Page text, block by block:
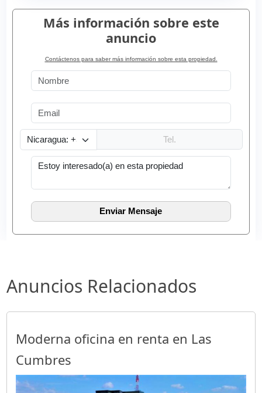
Más información sobre este
anuncio
Contáctenos para saber más información sobre esta propiedad.
Anuncios Relacionados
Moderna oficina en renta en Las
Cumbres